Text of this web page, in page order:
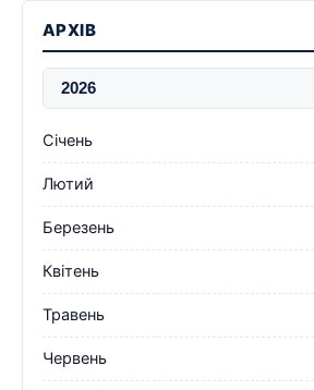
АРХІВ
Січень
Лютий
Березень
Квітень
Травень
Червень